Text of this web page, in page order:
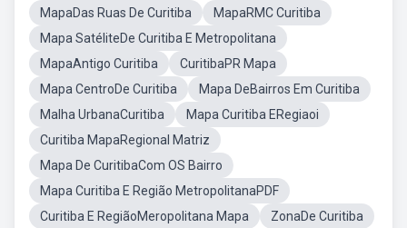
MapaDas Ruas De Curitiba
MapaRMC Curitiba
Mapa SatéliteDe Curitiba E Metropolitana
MapaAntigo Curitiba
CuritibaPR Mapa
Mapa CentroDe Curitiba
Mapa DeBairros Em Curitiba
Malha UrbanaCuritiba
Mapa Curitiba ERegiaoi
Curitiba MapaRegional Matriz
Mapa De CuritibaCom OS Bairro
Mapa Curitiba E Região MetropolitanaPDF
Curitiba E RegiãoMeropolitana Mapa
ZonaDe Curitiba